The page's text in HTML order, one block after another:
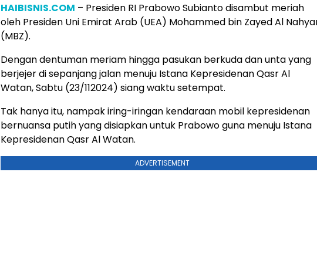
HAIBISNIS.COM – Presiden RI Prabowo Subianto disambut meriah
oleh Presiden Uni Emirat Arab (UEA) Mohammed bin Zayed Al
(MBZ).
Dengan dentuman meriam hingga pasukan berkuda dan unta yang
berjejer di sepanjang jalan menuju Istana Kepresidenan Qasr Al
Watan, Sabtu (23/112024) siang waktu setempat.
Tak hanya itu, nampak iring-iringan kendaraan mobil kepresidenan
bernuansa putih yang disiapkan untuk Prabowo guna menuju Istana
Kepresidenan Qasr Al Watan.
ADVERTISEMENT